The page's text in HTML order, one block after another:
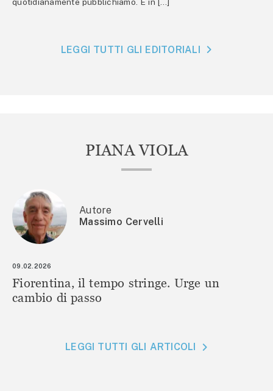
LEGGI TUTTI GLI EDITORIALI
PIANA VIOLA
Autore
Massimo Cervelli
09.02.2026
Fiorentina, il tempo stringe. Urge un
cambio di passo
LEGGI TUTTI GLI ARTICOLI